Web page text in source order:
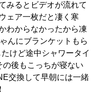
みるとビデオが流れて
ェア一枚だと凄く寒
わからなかったから凍
んにブランケットもら
けど途中シャワータイ
の後もこっちが寝ない
交換して早朝には一緒